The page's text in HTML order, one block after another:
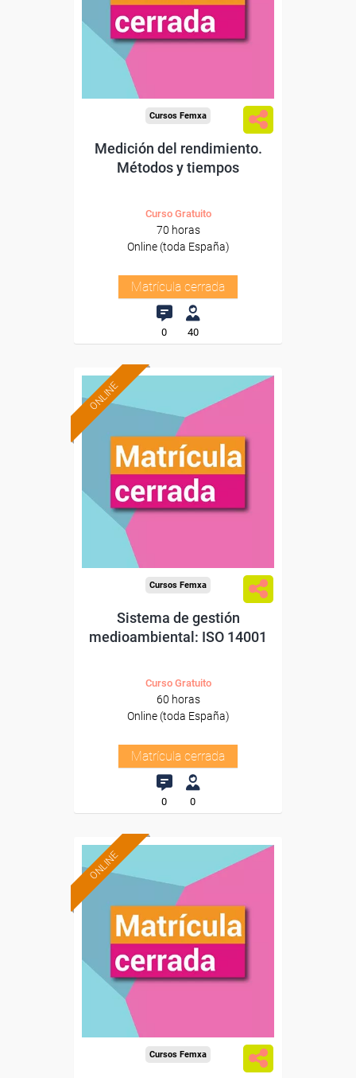
Cursos Femxa
Medición del rendimiento.
Métodos y tiempos
Curso Gratuito
70 horas
Online (toda España)
Matrícula cerrada
0 40
ONLINE
Cursos Femxa
Sistema de gestión
medioambiental: ISO 14001
Curso Gratuito
60 horas
Online (toda España)
Matrícula cerrada
0 0
ONLINE
Cursos Femxa